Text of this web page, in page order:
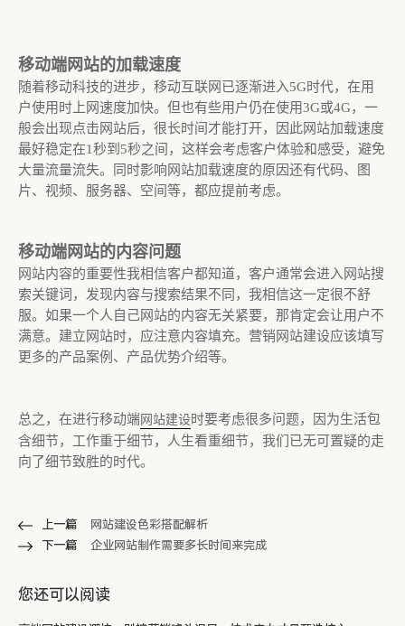
移动端网站的加载速度
随着移动科技的进步，移动互联网已逐渐进入5G时代，在用
户使用时上网速度加快。但也有些用户仍在使用3G或4G，一
般会出现点击网站后，很长时间才能打开，因此网站加载速度
最好稳定在1秒到5秒之间，这样会考虑客户体验和感受，避免
大量流量流失。同时影响网站加载速度的原因还有代码、图
片、视频、服务器、空间等，都应提前考虑。
移动端网站的内容问题
网站内容的重要性我相信客户都知道，客户通常会进入网站搜
索关键词，发现内容与搜索结果不同，我相信这一定很不舒
服。如果一个人自己网站的内容无关紧要，那肯定会让用户不
满意。建立网站时，应注意内容填充。营销网站建设应该填写
更多的产品案例、产品优势介绍等。
总之，在进行移动端网站建设时要考虑很多问题，因为生活包
含细节，工作重于细节，人生看重细节，我们已无可置疑的走
向了细节致胜的时代。
上一篇
网站建设色彩搭配解析
下一篇
企业网站制作需要多长时间来完成
您还可以阅读